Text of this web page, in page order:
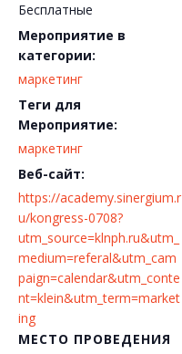
Бесплатные
Мероприятие в
категории:
маркетинг
Теги для
Мероприятие:
маркетинг
Веб-сайт:
https://academy.sinergium.r
u/kongress-0708?
utm_source=klnph.ru&utm_
medium=referal&utm_cam
paign=calendar&utm_conte
nt=klein&utm_term=market
ing
МЕСТО ПРОВЕДЕНИЯ